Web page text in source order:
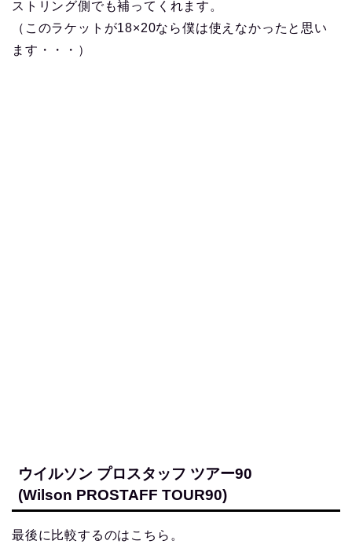
ストリング側でも補ってくれます。
（このラケットが18×20なら僕は使えなかったと思い
ます・・・）
ウイルソン プロスタッフ ツアー90
(Wilson PROSTAFF TOUR90)
最後に比較するのはこちら。